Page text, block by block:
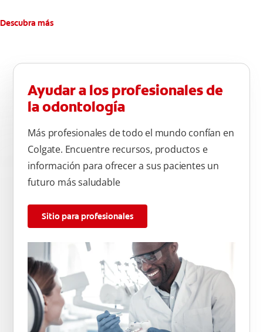
Descubra más
Ayudar a los profesionales de
la odontología
Más profesionales de todo el mundo confían en
Colgate. Encuentre recursos, productos e
información para ofrecer a sus pacientes un
futuro más saludable
Sitio para profesionales